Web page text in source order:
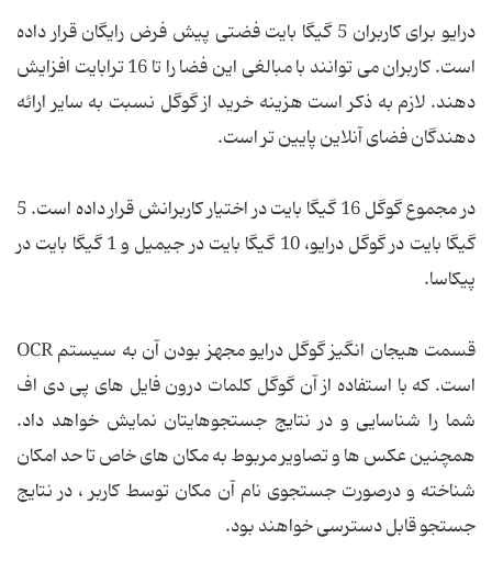
درایو برای کاربران 5 گیگا بایت فضتی پیش فرض رایگان قرار داده
است. کاربران می توانند با مبالغی این فضا را تا 16 ترابایت افزایش
دهند. لازم به ذکر است هزینه خرید از گوگل نسبت به سایر ارائه
دهندگان فضای آنلاین پایین تر است.
در مجموع گوگل 16 گیگا بایت در اختیار کاربرانش قرار داده است. 5
گیگا بایت در گوگل درایو، 10 گیگا بایت در جیمیل و 1 گیگا بایت در
پیکاسا.
قسمت هیجان انگیز گوگل درایو مجهز بودن آن به سیستم OCR
است. که با استفاده از آن گوگل کلمات درون فایل های پی ‌دی ‌اف
شما را شناسایی و در نتایج جستجوهایتان نمایش خواهد داد.
همچنین عکس ها و تصاویر مربوط به مکان های خاص تا حد امکان
شناخته و درصورت جستجوی نام آن مکان توسط کاربر ، در نتایج
جستجو قابل دسترسی خواهند بود.